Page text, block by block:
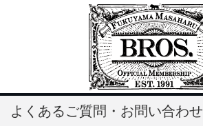
よくあるご質問・お問い合わせ